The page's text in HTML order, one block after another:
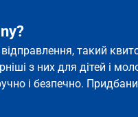
відправлення, такий
з них для дітей і
і безпечно.